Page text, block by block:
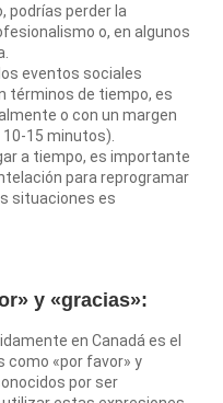
podrías perder la
o, en algunos
eventos sociales
términos de tiempo, es
o con un margen
15 minutos).
a tiempo, es importante
para reprogramar
situaciones es
y «gracias»:
en Canadá es el
«por favor» y
por ser